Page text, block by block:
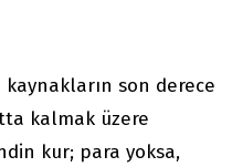
son derece
kalmak üzere
kur; para yoksa,